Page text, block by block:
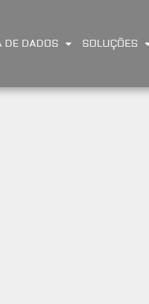
DE DADOS SOLUÇÕES